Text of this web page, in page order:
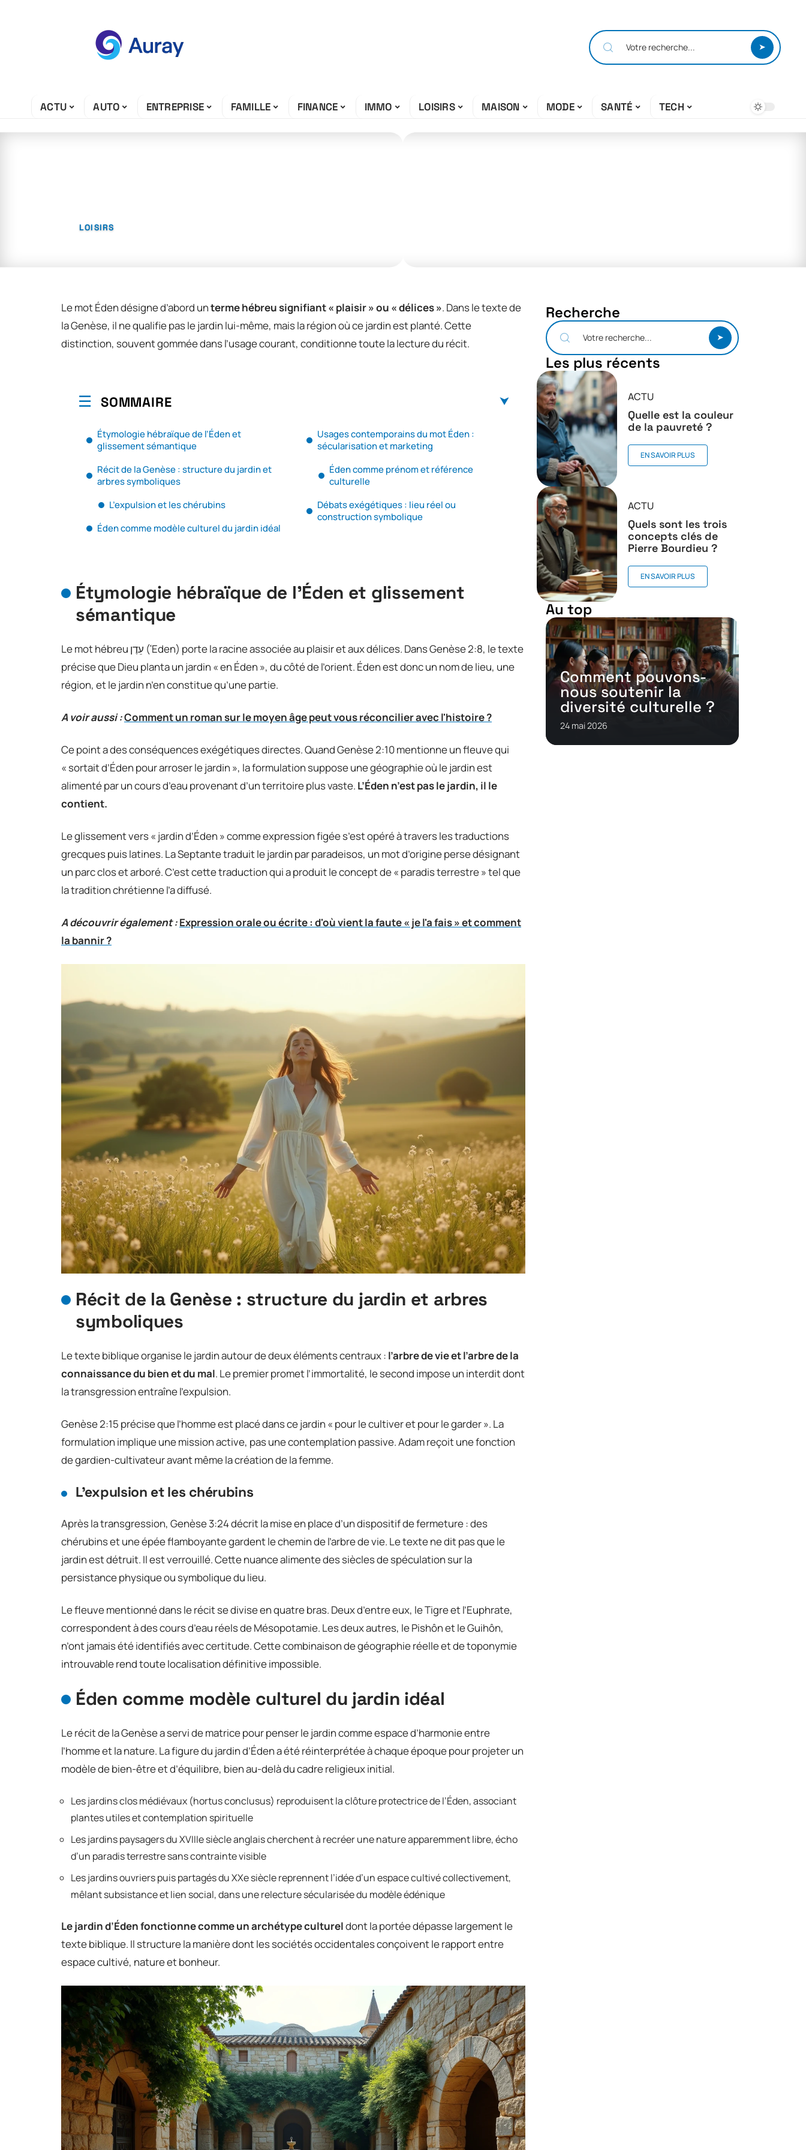
ACTU AUTO ENTREPRISE FAMILLE FINANCE IMMO LOISIRS MAISON MODE SANTÉ TECH
LOISIRS
Le mot Éden désigne d’abord unterme hébreu signifiant « plaisir » ou « délices ». Dans le texte de
la Genèse, il ne qualifie pas le jardin lui-même, mais la région où ce jardin est planté. Cette
distinction, souvent gommée dans l’usage courant, conditionne toute la lecture du récit.
SOMMAIRE
Étymologie hébraïque de l’Éden et
glissement sémantique
Récit de la Genèse : structure du jardin et
arbres symboliques
L’expulsion et les chérubins
Éden comme modèle culturel du jardin idéal
Usages contemporains du mot Éden :
sécularisation et marketing
Éden comme prénom et référence
culturelle
Débats exégétiques : lieu réel ou
construction symbolique
Étymologie hébraïque de l’Éden et glissement
sémantique
Le mot hébreu עֵדֶן (ʿEden) porte la racine associée au plaisir et aux délices. Dans Genèse 2:8, le texte
précise que Dieu planta un jardin « en Éden », du côté de l’orient. Éden est donc un nom de lieu, une
région, et le jardin n’en constitue qu’une partie.
A voir aussi :Comment un roman sur le moyen âge peut vous réconcilier avec l'histoire ?
Ce point a des conséquences exégétiques directes. Quand Genèse 2:10 mentionne un fleuve qui
« sortait d’Éden pour arroser le jardin », la formulation suppose une géographie où le jardin est
alimenté par un cours d’eau provenant d’un territoire plus vaste. L’Éden n’est pas le jardin, il le
contient.
Le glissement vers « jardin d’Éden » comme expression figée s’est opéré à travers les traductions
grecques puis latines. La Septante traduit le jardin par paradeisos, un mot d’origine perse désignant
un parc clos et arboré. C’est cette traduction qui a produit le concept de « paradis terrestre » tel que
la tradition chrétienne l’a diffusé.
A découvrir également :Expression orale ou écrite : d'où vient la faute « je l'a fais » et comment
la bannir ?
Récit de la Genèse : structure du jardin et arbres
symboliques
Le texte biblique organise le jardin autour de deux éléments centraux : l’arbre de vie et l’arbre de la
connaissance du bien et du mal. Le premier promet l’immortalité, le second impose un interdit dont
la transgression entraîne l’expulsion.
Genèse 2:15 précise que l’homme est placé dans ce jardin « pour le cultiver et pour le garder ». La
formulation implique une mission active, pas une contemplation passive. Adam reçoit une fonction
de gardien-cultivateur avant même la création de la femme.
L’expulsion et les chérubins
Après la transgression, Genèse 3:24 décrit la mise en place d’un dispositif de fermeture : des
chérubins et une épée flamboyante gardent le chemin de l’arbre de vie. Le texte ne dit pas que le
jardin est détruit. Il est verrouillé. Cette nuance alimente des siècles de spéculation sur la
persistance physique ou symbolique du lieu.
Le fleuve mentionné dans le récit se divise en quatre bras. Deux d’entre eux, le Tigre et l’Euphrate,
correspondent à des cours d’eau réels de Mésopotamie. Les deux autres, le Pishôn et le Guihôn,
n’ont jamais été identifiés avec certitude. Cette combinaison de géographie réelle et de toponymie
introuvable rend toute localisation définitive impossible.
Éden comme modèle culturel du jardin idéal
Le récit de la Genèse a servi de matrice pour penser le jardin comme espace d’harmonie entre
l’homme et la nature. La figure du jardin d’Éden a été réinterprétée à chaque époque pour projeter un
modèle de bien-être et d’équilibre, bien au-delà du cadre religieux initial.
Les jardins clos médiévaux (hortus conclusus) reproduisent la clôture protectrice de l’Éden, associant
plantes utiles et contemplation spirituelle
Les jardins paysagers du XVIIIe siècle anglais cherchent à recréer une nature apparemment libre, écho
d’un paradis terrestre sans contrainte visible
Les jardins ouvriers puis partagés du XXe siècle reprennent l’idée d’un espace cultivé collectivement,
mêlant subsistance et lien social, dans une relecture sécularisée du modèle édénique
Le jardin d’Éden fonctionne comme un archétype cultureldont la portée dépasse largement le
texte biblique. Il structure la manière dont les sociétés occidentales conçoivent le rapport entre
espace cultivé, nature et bonheur.
Recherche
Les plus récents
ACTU
Quelle est la couleur
de la pauvreté ?
EN SAVOIR PLUS
ACTU
Quels sont les trois
concepts clés de
Pierre Bourdieu ?
EN SAVOIR PLUS
Au top
Comment pouvons-
nous soutenir la
diversité culturelle ?
24 mai 2026